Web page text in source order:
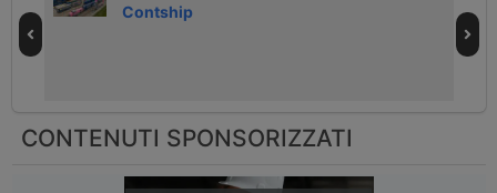
Contship
CONTENUTI SPONSORIZZATI